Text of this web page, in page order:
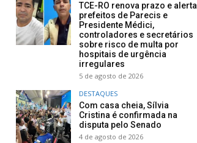
TCE-RO renova prazo e alerta
prefeitos de Parecis e
Presidente Médici,
controladores e secretários
sobre risco de multa por
hospitais de urgência
irregulares
5 de agosto de 2026
DESTAQUES
Com casa cheia, Sílvia
Cristina é confirmada na
disputa pelo Senado
4 de agosto de 2026